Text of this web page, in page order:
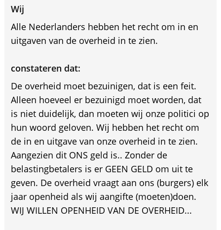
Wij
Alle Nederlanders hebben het recht om in en
uitgaven van de overheid in te zien.
constateren dat:
De overheid moet bezuinigen, dat is een feit.
Alleen hoeveel er bezuinigd moet worden, dat
is niet duidelijk, dan moeten wij onze politici op
hun woord geloven. Wij hebben het recht om
de in en uitgave van onze overheid in te zien.
Aangezien dit ONS geld is.. Zonder de
belastingbetalers is er GEEN GELD om uit te
geven. De overheid vraagt aan ons (burgers) elk
jaar openheid als wij aangifte (moeten)doen.
WIJ WILLEN OPENHEID VAN DE OVERHEID...